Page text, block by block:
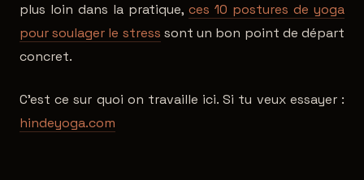
plus loin dans la pratique, ces 10 postures de yoga
pour soulager le stress sont un bon point de départ
concret.
C'est ce sur quoi on travaille ici. Si tu veux essayer :
hindeyoga.com